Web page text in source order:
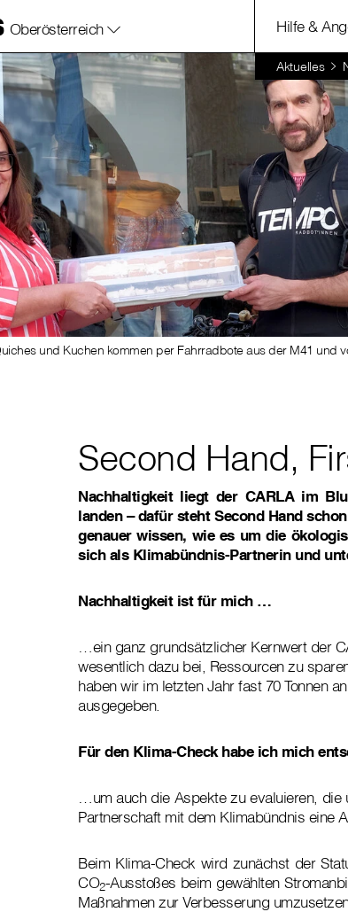
Oberösterreich Hilfe &
Aktuelles
und Kuchen kommen per Fahrradbote aus der M41 und
Second Hand,
Nachhaltigkeit liegt der CARLA im
landen – dafür steht Second Hand
genauer wissen, wie es um die
sich als Klimabündnis-Partnerin und
Nachhaltigkeit ist für mich …
…ein ganz grundsätzlicher Kernwert der
wesentlich dazu bei, Ressourcen zu
haben wir im letzten Jahr fast 70 Tonnen
ausgegeben.
Für den Klima-Check habe ich mich
…um auch die Aspekte zu evaluieren,
Partnerschaft mit dem Klimabündnis eine
Beim Klima-Check wird zunächst der
CO2-Ausstoßes beim gewählten
Maßnahmen zur Verbesserung